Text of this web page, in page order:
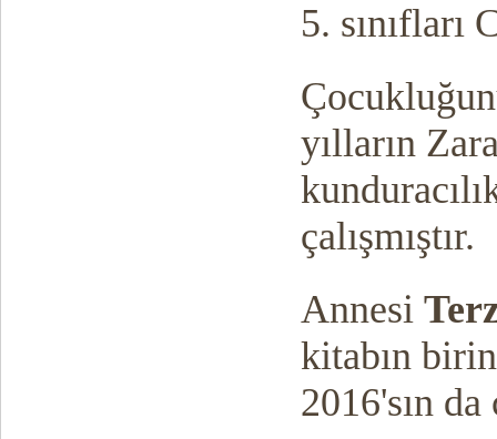
5.
yılların
çalışmıştır.
Annesi
kitabın
2016'sın